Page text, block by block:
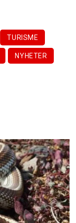
TURISME
NYHETER